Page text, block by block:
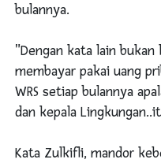
bulannya.
"Dengan kata lain
membayar pakai uang
WRS setiap bulannya
dan kepala
Kata Zulkifli, mandor